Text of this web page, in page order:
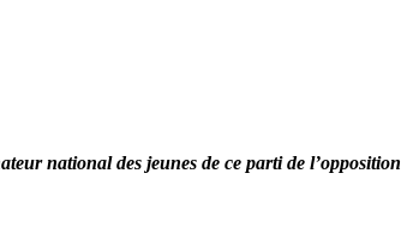
national des jeunes de ce parti de